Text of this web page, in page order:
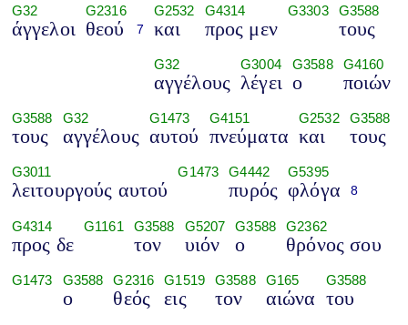
G32
άγγελοι
G2316
θεού 7
G2532
και
G4314
προς μεν
G3303 G3588
τους
G32
αγγέλους
G3004
λέγει
G3588
ο
G4160
ποιών
G3588
τους
G32
αγγέλους
G1473
αυτού
G4151
πνεύματα
G2532
και
G3588
τους
G3011
λειτουργούς αυτού
G1473 G4442
πυρός
G5395
φλόγα 8
G4314
προς δε
G1161 G3588
τον
G5207
υιόν
G3588
ο
G2362
θρόνος σου
G1473 G3588
ο
G2316
θεός
G1519
εις
G3588
τον
G165
αιώνα
G3588
του